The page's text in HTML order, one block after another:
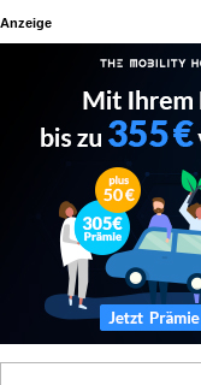
Anzeige